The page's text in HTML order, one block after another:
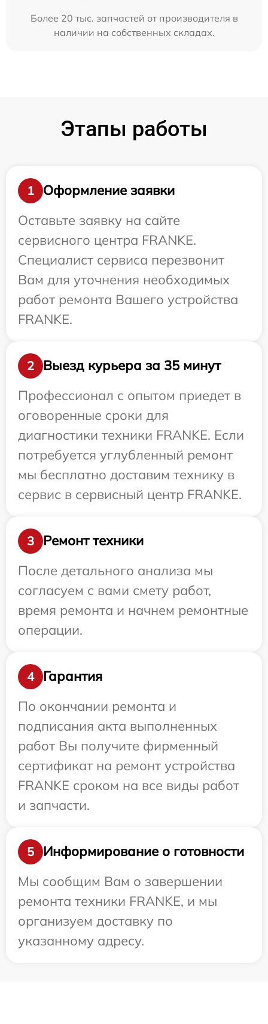
Более 20 тыс. запчастей от производителя в
наличии на собственных складах.
Этапы работы
1
Оформление заявки
Оставьте заявку на сайте
сервисного центра FRANKE.
Специалист сервиса перезвонит
Вам для уточнения необходимых
работ ремонта Вашего устройства
FRANKE.
2
Выезд курьера за 35 минут
Профессионал с опытом приедет в
оговоренные сроки для
диагностики техники FRANKE. Если
потребуется углубленный ремонт
мы бесплатно доставим технику в
сервис в сервисный центр FRANKE.
3
Ремонт техники
После детального анализа мы
согласуем с вами смету работ,
время ремонта и начнем ремонтные
операции.
4
Гарантия
По окончании ремонта и
подписания акта выполненных
работ Вы получите фирменный
сертификат на ремонт устройства
FRANKE сроком на все виды работ
и запчасти.
5
Информирование о готовности
Мы сообщим Вам о завершении
ремонта техники FRANKE, и мы
организуем доставку по
указанному адресу.